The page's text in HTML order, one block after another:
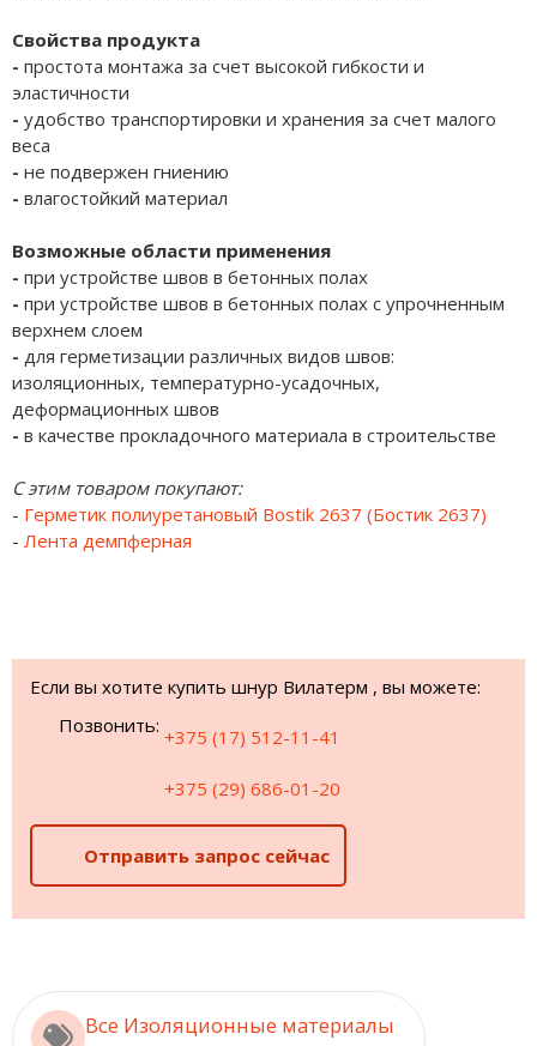
Свойства продукта
- простота монтажа за счет высокой гибкости и
эластичности
- удобство транспортировки и хранения за счет малого
веса
- не подвержен гниению
- влагостойкий материал
Возможные области применения
- при устройстве швов в бетонных полах
- при устройстве швов в бетонных полах с упрочненным
верхнем слоем
- для герметизации различных видов швов:
изоляционных, температурно-усадочных,
деформационных швов
- в качестве прокладочного материала в строительстве
С этим товаром покупают:
- Герметик полиуретановый Bostik 2637 (Бостик 2637)
- Лента демпферная
Если вы хотите купить шнур Вилатерм , вы можете:
Позвонить:
+375 (17) 512-11-41
+375 (29) 686-01-20
Отправить запрос сейчас
Все Изоляционные материалы